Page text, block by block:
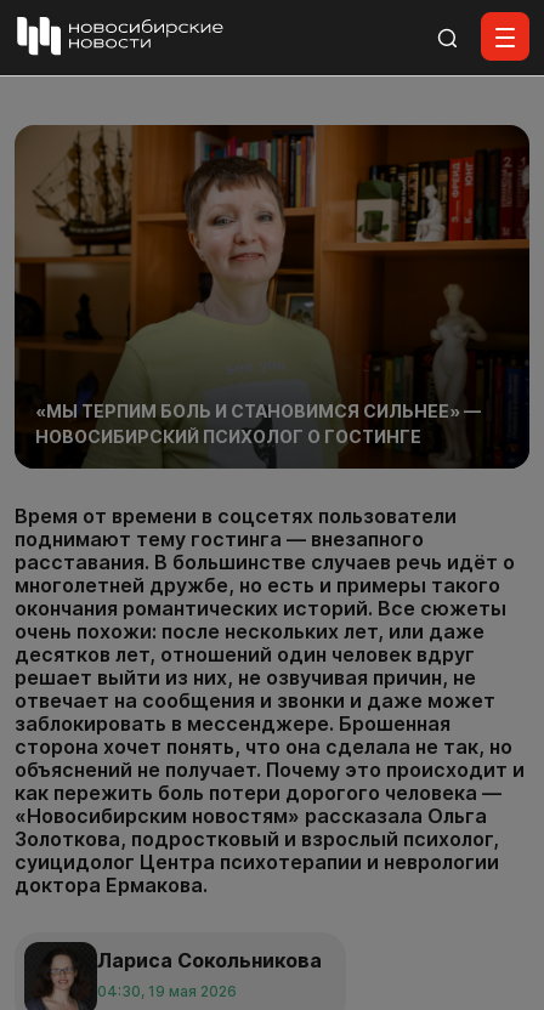
«МЫ ТЕРПИМ БОЛЬ И СТАНОВИМСЯ СИЛЬНЕЕ» —
НОВОСИБИРСКИЙ ПСИХОЛОГ О ГОСТИНГЕ
Время от времени в соцсетях пользователи
поднимают тему гостинга — внезапного
расставания. В большинстве случаев речь идёт о
многолетней дружбе, но есть и примеры такого
окончания романтических историй. Все сюжеты
очень похожи: после нескольких лет, или даже
десятков лет, отношений один человек вдруг
решает выйти из них, не озвучивая причин, не
отвечает на сообщения и звонки и даже может
заблокировать в мессенджере. Брошенная
сторона хочет понять, что она сделала не так, но
объяснений не получает. Почему это происходит и
как пережить боль потери дорогого человека —
«Новосибирским новостям» рассказала Ольга
Золоткова, подростковый и взрослый психолог,
суицидолог Центра психотерапии и неврологии
доктора Ермакова.
Лариса Сокольникова
04:30, 19 мая 2026